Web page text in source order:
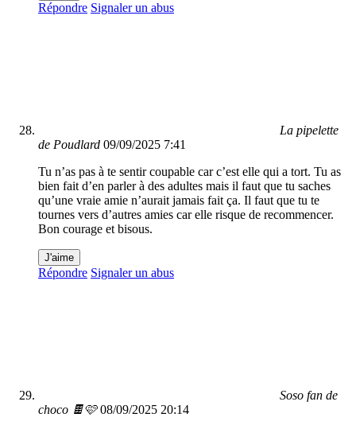
Répondre Signaler un abus
La pipelette
de Poudlard 09/09/2025 7:41
Tu n’as pas à te sentir coupable car c’est elle qui a tort. Tu as
bien fait d’en parler à des adultes mais il faut que tu saches
qu’une vraie amie n’aurait jamais fait ça. Il faut que tu te
tournes vers d’autres amies car elle risque de recommencer.
Bon courage et bisous.
J'aime
Répondre Signaler un abus
Soso fan de
choco 🍫🩷 08/09/2025 20:14